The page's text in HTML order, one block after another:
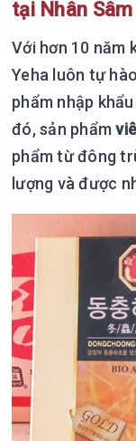
tại Nhân Sâm
Với hơn 10 năm
Yeha luôn tự
phẩm nhập
đó, sản phẩm
phẩm từ đông
lượng và được